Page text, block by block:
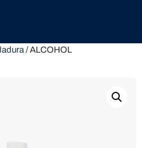
/ ALCOHOL